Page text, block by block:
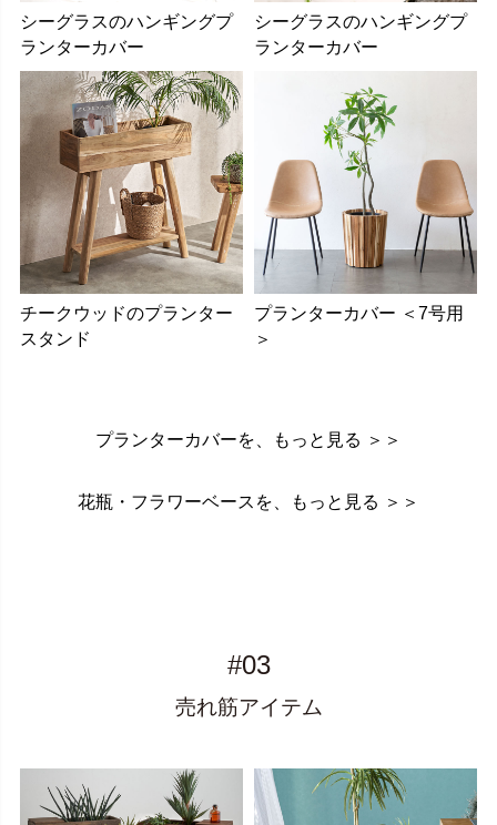
シーグラスのハンギングプ
ランターカバー
シーグラスのハンギングプ
ランターカバー
チークウッドのプランター
スタンド
プランターカバー ＜7号用
＞
プランターカバーを、もっと見る ＞＞
花瓶・フラワーベースを、もっと見る ＞＞
#03
売れ筋アイテム